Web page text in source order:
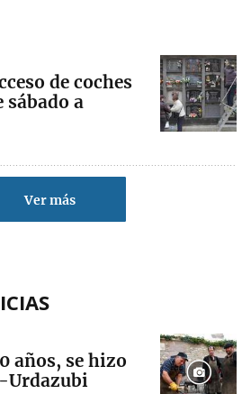
de coches
sábado a
Ver más
años, se hizo
Urdazubi